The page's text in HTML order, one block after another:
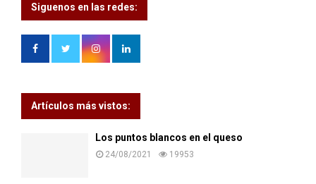
Siguenos en las redes:
Artículos más vistos:
Los puntos blancos en el queso
24/08/2021 19953